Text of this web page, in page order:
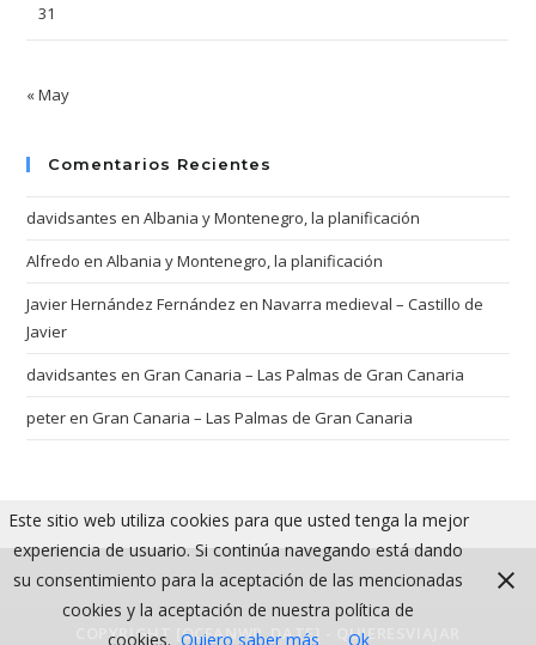
31
« May
Comentarios Recientes
davidsantes enAlbania y Montenegro, la planificación
Alfredo enAlbania y Montenegro, la planificación
Javier Hernández Fernández enNavarra medieval – Castillo de
Javier
davidsantes enGran Canaria – Las Palmas de Gran Canaria
peterenGran Canaria – Las Palmas de Gran Canaria
COPYRIGHT [OCEANWP_DATE] - QUIERESVIAJAR
Este sitio web utiliza cookies para que usted tenga la mejor
experiencia de usuario. Si continúa navegando está dando
su consentimiento para la aceptación de las mencionadas
cookies y la aceptación de nuestra política de
cookies. Quiero saber más Ok